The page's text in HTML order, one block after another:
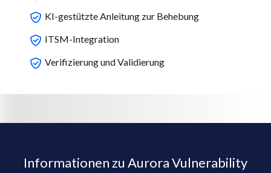
KI-gestützte Anleitung zur Behebung
ITSM-Integration
Verifizierung und Validierung
Informationen zu Aurora Vulnerability